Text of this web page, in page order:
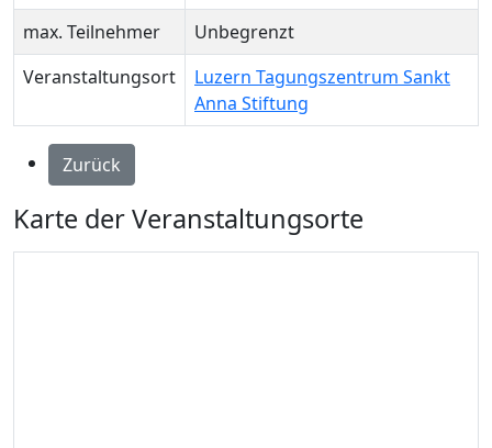
max. Teilnehmer
Unbegrenzt
Veranstaltungsort
Luzern Tagungszentrum Sankt
Anna Stiftung
Zurück
Karte der Veranstaltungsorte